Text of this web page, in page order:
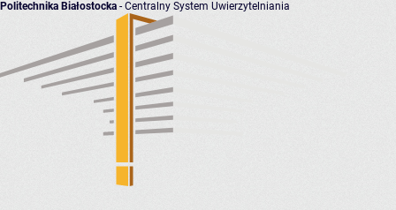
Politechnika Białostocka - Centralny System Uwierzytelniania